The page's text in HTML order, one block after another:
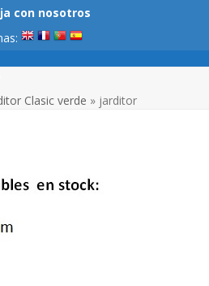
con nosotros
Clasic verde » jarditor